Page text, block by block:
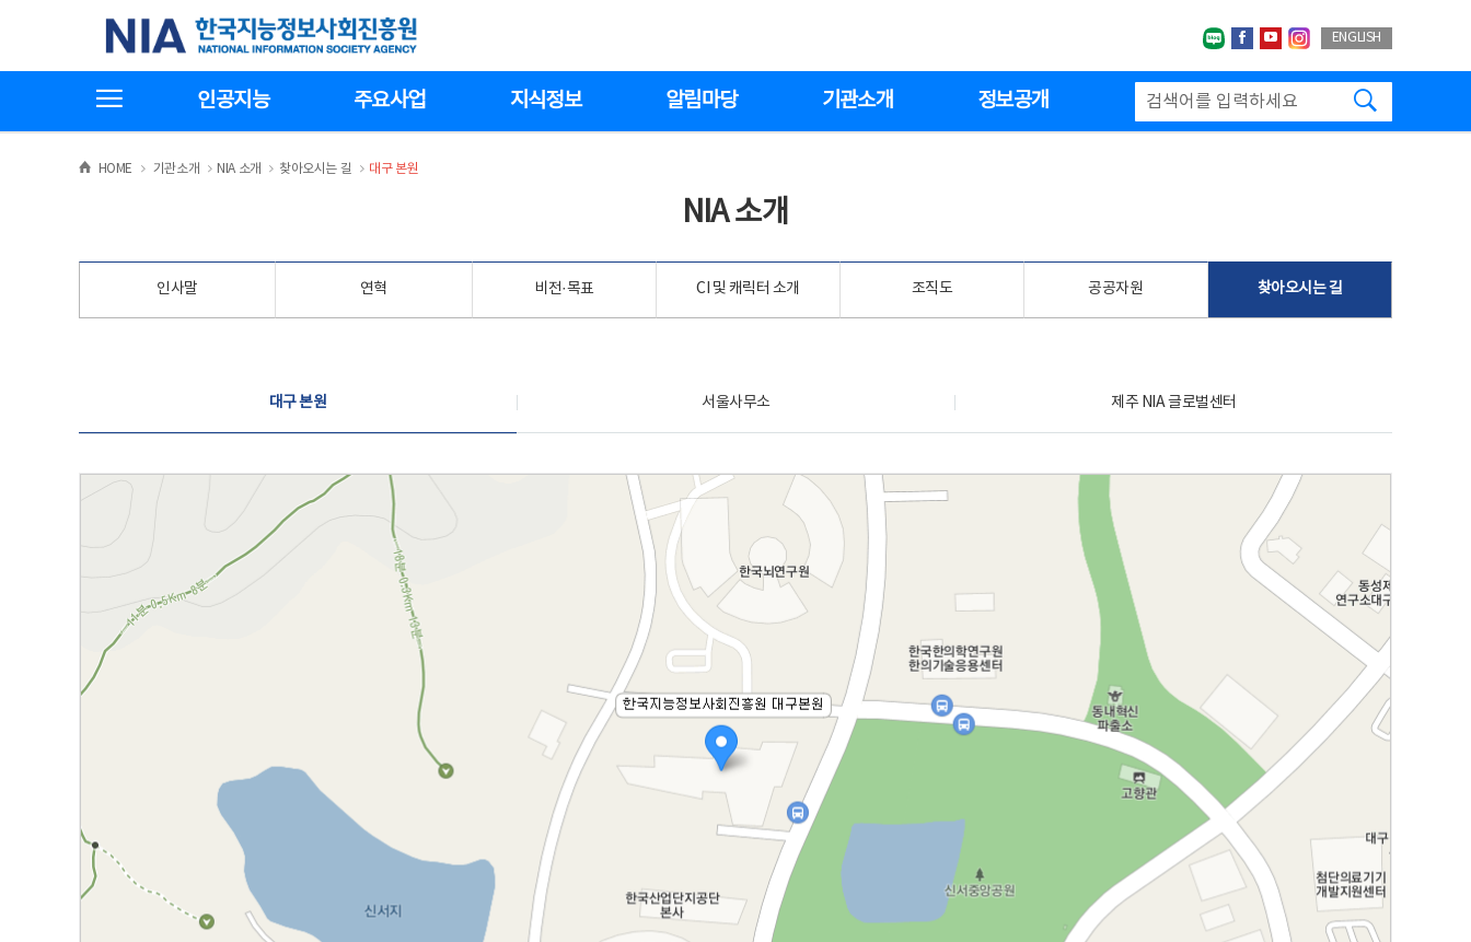
기
한국지능정보사회진흥원
네이버블로그
페이스북
유투브인스타그랩
ENGLISH
인공지능 주요사업 지식정보 알림마당 기관소개 정보공개
HOME >
기관소개 >NIA 소개 >
찾아오시는 길 >
대구 본원
NIA 소개
인사말 연혁 비전·목표 CI 및 캐릭터 소개 조직도 공공자원 찾아오시는 길
대구 본원 서울사무소 제주 NIA 글로벌센터